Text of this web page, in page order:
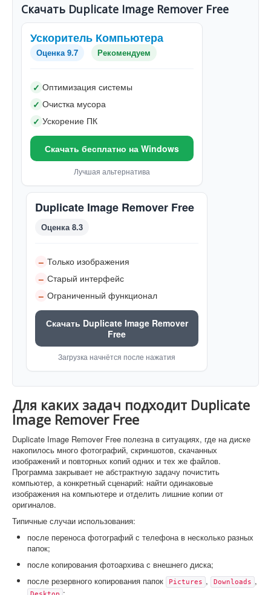
Скачать Duplicate Image Remover Free
Ускоритель Компьютера
Оценка 9.7 Рекомендуем
✓ Оптимизация системы
✓ Очистка мусора
✓ Ускорение ПК
Скачать бесплатно на Windows
Лучшая альтернатива
Duplicate Image Remover Free
Оценка 8.3
– Только изображения
– Старый интерфейс
– Ограниченный функционал
Скачать Duplicate Image Remover
Free
Загрузка начнётся после нажатия
Для каких задач подходит Duplicate
Image Remover Free
Duplicate Image Remover Free полезна в ситуациях, где на диске
накопилось много фотографий, скриншотов, скачанных
изображений и повторных копий одних и тех же файлов.
Программа закрывает не абстрактную задачу почистить
компьютер, а конкретный сценарий: найти одинаковые
изображения на компьютере и отделить лишние копии от
оригиналов.
Типичные случаи использования:
после переноса фотографий с телефона в несколько разных
папок;
после копирования фотоархива с внешнего диска;
после резервного копирования папок
Pictures , Downloads ,